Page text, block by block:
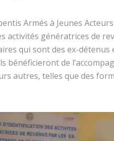
Armés à Jeunes
activités génératrices de
qui sont des ex-
bénéficieront de
autres, telles que des